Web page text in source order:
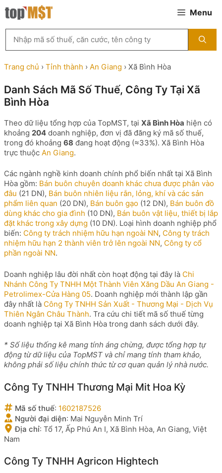
Chuyển
đến
Menu
kiếm
MST
theo
tên
ty,
người
diện
hoặc
mã
số
...
Trang chủ › Tỉnh thành › An Giang › Xã Bình Hòa
Danh Sách Mã Số Thuế, Công Ty Tại Xã
Bình Hòa
Theo dữ liệu tổng hợp của TopMST, tại Xã Bình Hòa hiện có
khoảng 204 doanh nghiệp, đơn vị đã đăng ký mã số thuế,
trong đó khoảng 68 đang hoạt động (≈33%). Xã Bình Hòa
trực thuộc An Giang.
Các ngành nghề kinh doanh chính phổ biến nhất tại Xã Bình
Hòa gồm: Bán buôn chuyên doanh khác chưa được phân vào
đâu (21 DN), Bán buôn nhiên liệu rắn, lỏng, khí và các sản
phẩm liên quan (20 DN), Bán buôn gạo (12 DN), Bán buôn đồ
dùng khác cho gia đình (10 DN), Bán buôn vật liệu, thiết bị lắp
đặt khác trong xây dựng (10 DN). Loại hình doanh nghiệp phổ
biến: Công ty trách nhiệm hữu hạn ngoài NN, Công ty trách
nhiệm hữu hạn 2 thành viên trở lên ngoài NN, Công ty cổ
phần ngoài NN.
Doanh nghiệp lâu đời nhất còn hoạt động tại đây là Chi
Nhánh Công Ty TNHH Một Thành Viên Xăng Dầu An Giang -
Petrolimex-Cửa Hàng 05. Doanh nghiệp mới thành lập gần
đây nhất là Công Ty TNHH Sản Xuất - Thương Mại - Dịch Vụ
Thiên Ngân Châu Thành. Tra cứu chi tiết mã số thuế từng
doanh nghiệp tại Xã Bình Hòa trong danh sách dưới đây.
* Số liệu thống kê mang tính áng chừng, được tổng hợp tự
động từ dữ liệu của TopMST và chỉ mang tính tham khảo,
không phải số liệu chính thức từ cơ quan quản lý nhà nước.
Công Ty TNHH Thương Mại Mit Hoa Kỳ
Mã số thuế: 1602187526
Người đại diện: Mai Nguyễn Minh Trí
Địa chỉ: Tổ 17, Ấp Phú An I, Xã Bình Hòa, An Giang, Việt
Nam
Công Ty TNHH Agricon Hightech